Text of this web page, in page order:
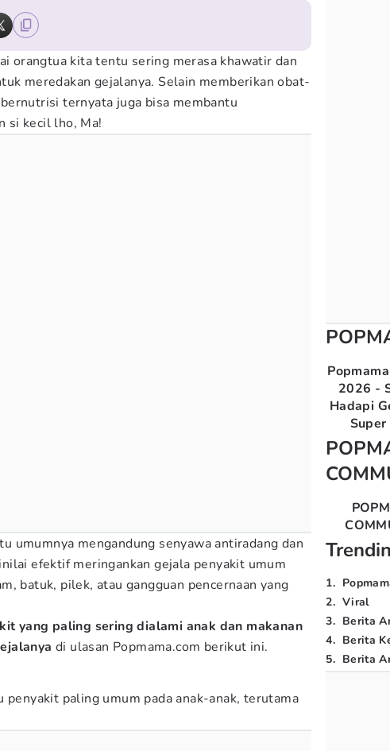
orangtua kita tentu sering merasa khawatir dan
meredakan gejalanya. Selain memberikan obat-
ternyata juga bisa membantu
si kecil lho, Ma!
umumnya mengandung senyawa antiradang dan
efektif meringankan gejala penyakit umum
batuk, pilek, atau gangguan pencernaan yang
yang paling sering dialami anak dan makanan
di ulasan Popmama.com berikut ini.
penyakit paling umum pada anak-anak, terutama
2026 -
Hadapi
1.
2. Viral
3. Berita
4. Berita
5. Berita